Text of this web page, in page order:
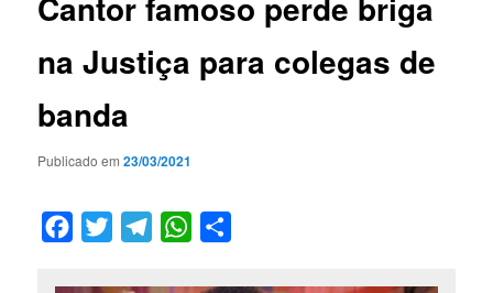
principal
na Justiça para colegas de
banda
Publicado em23/03/2021
Facebook
Twitter TelegramWhatsApp